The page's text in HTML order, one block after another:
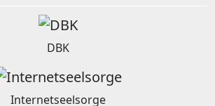
DBK
Internetseelsorge